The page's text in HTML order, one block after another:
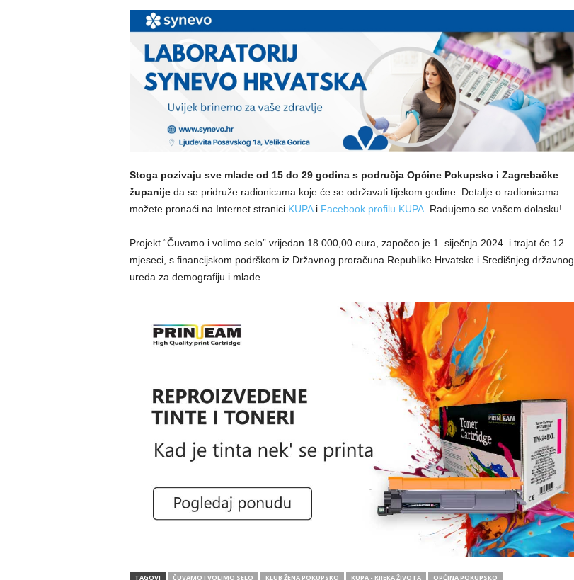
Stoga pozivaju sve mlade od 15 do 29 godina s područja Općine Pokupsko i Zagrebačke
županijeda se pridruže radionicama koje će se održavati tijekom godine. Detalje o radionicama
možete pronaći na Internet stranici KUPAi Facebook profilu KUPA. Radujemo se vašem dolasku!
Projekt “Čuvamo i volimo selo” vrijedan 18.000,00 eura, započeo je 1. siječnja 2024. i trajat će 12
mjeseci, s financijskom podrškom iz Državnog proračuna Republike Hrvatske i Središnjeg državnog
ureda za demografiju i mlade.
TAGOVI ČUVAMO I VOLIMO SELO KLUB ŽENA POKUPSKO KUPA - RIJEKA ŽIVOTA OPĆINA POKUPSKO